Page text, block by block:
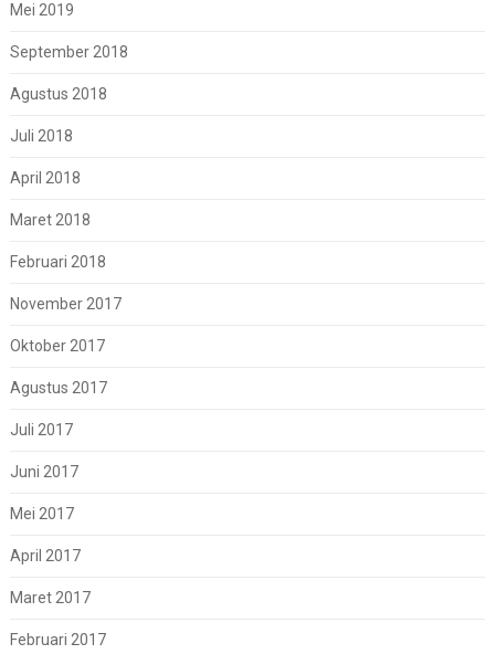
Mei 2019
September 2018
Agustus 2018
Juli 2018
April 2018
Maret 2018
Februari 2018
November 2017
Oktober 2017
Agustus 2017
Juli 2017
Juni 2017
Mei 2017
April 2017
Maret 2017
Februari 2017